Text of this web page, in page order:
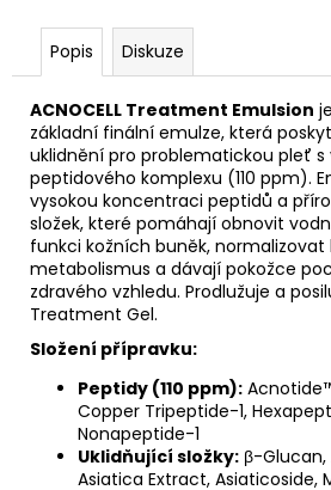
Popis Diskuze
ACNOCELL Treatment Emulsion
základní finální emulze, která
uklidnění pro problematickou pleť
peptidového komplexu (110 ppm).
vysokou koncentraci peptidů a
složek, které pomáhají obnovit
funkci kožních buněk, normalizovat
metabolismus a dávají pokožce
zdravého vzhledu. Prodlužuje a
Treatment Gel.
Složení přípravku:
Peptidy (110 ppm):
Copper Tripeptide-1,
Nonapeptide-1
Uklidňující složky: β-
Asiatica Extract, Asiaticoside,
m
e
POLISORB
-
ZDRAVOTNICKÝ
PROSTŘEDEK
TŘÍDY
II
A
12G
190